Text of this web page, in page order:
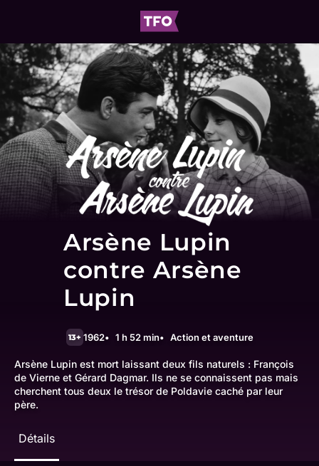
Arsène Lupin
contre Arsène
Lupin
13+ 1962 1 h 52 min Action et aventure
Arsène Lupin est mort laissant deux fils naturels : François
de Vierne et Gérard Dagmar. Ils ne se connaissent pas mais
cherchent tous deux le trésor de Poldavie caché par leur
père.
Détails